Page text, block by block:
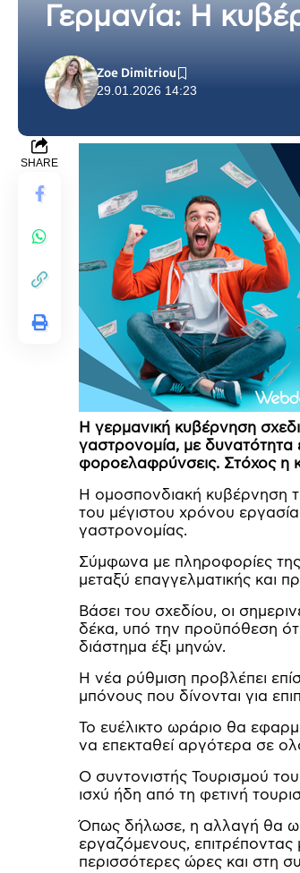
Γερμανία: Η
29.01.2026 14:23
Zoe Dimitriou
SHARE
Η γερμανική κυβέρνηση
γαστρονομία, με
φοροελαφρύνσεις. Στόχος η
Η ομοσπονδιακή κυβέρνηση
του μέγιστου χρόνου
γαστρονομίας.
Σύμφωνα με πληροφορίες της
μεταξύ επαγγελματικής και
Βάσει του σχεδίου, οι
δέκα, υπό την προϋπόθεση
διάστημα έξι μηνών.
Η νέα ρύθμιση προβλέπει
μπόνους που δίνονται για
Το ευέλικτο ωράριο θα
να επεκταθεί αργότερα σε
Ο συντονιστής Τουρισμού
ισχύ ήδη από τη φετινή
Όπως δήλωσε, η αλλαγή θα
εργαζόμενους, επιτρέποντας
περισσότερες ώρες και στη